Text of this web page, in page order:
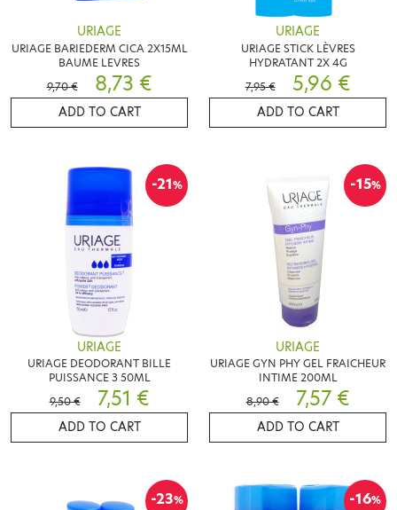
URIAGE
URIAGE BARIEDERM CICA 2X15ML
BAUME LEVRES
9,70 €
8,73 €
ADD TO CART
URIAGE
URIAGE STICK LÈVRES
HYDRATANT 2X 4G
7,95 €
5,96 €
ADD TO CART
-21%
URIAGE
URIAGE DEODORANT BILLE
PUISSANCE 3 50ML
9,50 €
7,51 €
ADD TO CART
-15%
URIAGE
URIAGE GYN PHY GEL FRAICHEUR
INTIME 200ML
8,90 €
7,57 €
ADD TO CART
-23% -16%